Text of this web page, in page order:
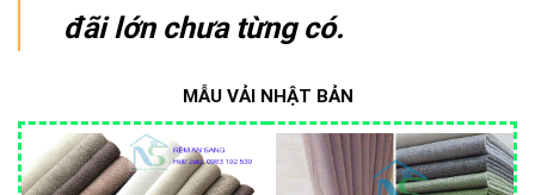
đãi lớn chưa từng có.
MẪU VẢI NHẬT BẢN